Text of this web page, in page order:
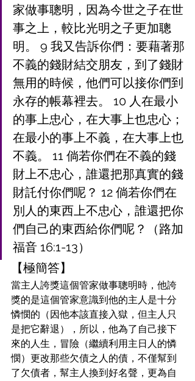
家做事聰明，因為今世之子在世
事之上，較比光明之子更加聰
明。 9 我又告訴你們：要藉著那
不義的錢財結交朋友，到了錢財
無用的時候，他們可以接你們到
永存的帳幕裡去。 10 人在最小
的事上忠心，在大事上也忠心；
在最小的事上不義，在大事上也
不義。 11 倘若你們在不義的錢
財上不忠心，誰還把那真實的錢
財託付你們呢？ 12 倘若你們在
別人的東西上不忠心，誰還把你
們自己的東西給你們呢？（路加
福音 16:1-13）
【極簡答】
當主人誇獎這個管家做事聰明時，他誇
獎的是這個管家意識到他的主人是十分
憐憫的（因他本該直接入獄，但主人只
是把它辭退），所以，他為了自己接下
來的人生，冒險（繼續利用主日人的憐
憫）更改那些欠債之人的債，不僅幫到
了欠債者，幫主人換到好名聲，更為自